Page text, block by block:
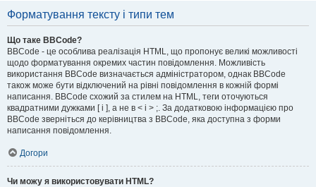
Форматування тексту і типи тем
Що таке BBCode?
BBCode - це особлива реалізація HTML, що пропонує великі можливості
щодо форматування окремих частин повідомлення. Можливість
використання BBCode визначається адміністратором, однак BBCode
також може бути відключений на рівні повідомлення в кожній формі
написання. BBCode схожий за стилем на HTML, теги оточуються
квадратними дужками [ і ], а не в < і > ;. За додатковою інформацією про
BBCode зверніться до керівництва з BBCode, яка доступна з форми
написання повідомлення.
Догори
Чи можу я використовувати HTML?